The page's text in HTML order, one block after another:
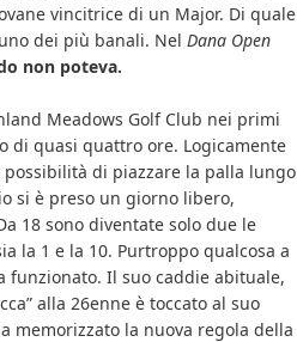
vincitrice di un Major. Di quale
dei più banali. Nel Dana Open
non poteva.
Meadows Golf Club nei primi
di quasi quattro ore. Logicamente
possibilità di piazzare la palla lungo
si è preso un giorno libero,
18 sono diventate solo due le
la 1 e la 10. Purtroppo qualcosa a
funzionato. Il suo caddie abituale,
alla 26enne è toccato al suo
memorizzato la nuova regola della